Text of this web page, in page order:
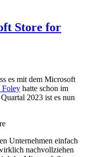
Store for
es mit dem Microsoft
Foley hatte schon im
2023 ist es nun
Unternehmen einfach
nachvollziehen